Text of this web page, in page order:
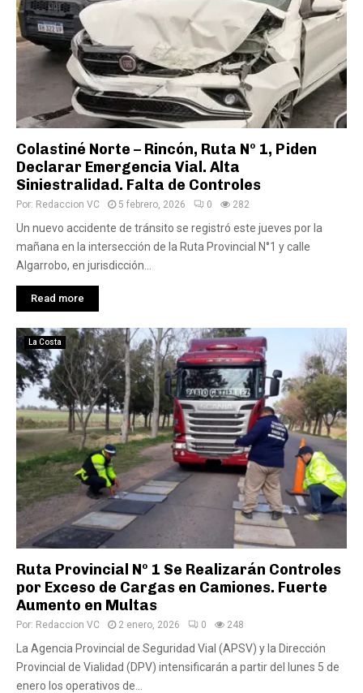
Colastiné Norte – Rincón, Ruta Nº 1, Piden
Declarar Emergencia Vial. Alta
Siniestralidad. Falta de Controles
Por: Redaccion VC 5 febrero, 2026 0 282
Un nuevo accidente de tránsito se registró este jueves por la
mañana en la intersección de la Ruta Provincial N°1 y calle
Algarrobo, en jurisdicción...
Read more
La Costa
Ruta Provincial Nº 1 Se Realizarán Controles
por Exceso de Cargas en Camiones. Fuerte
Aumento en Multas
Por: Redaccion VC 2 enero, 2026 0 248
La Agencia Provincial de Seguridad Vial (APSV) y la Dirección
Provincial de Vialidad (DPV) intensificarán a partir del lunes 5 de
enero los operativos de...